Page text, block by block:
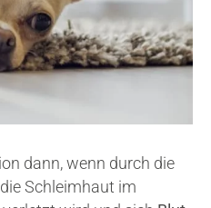
dann, wenn durch die
Schleimhaut im